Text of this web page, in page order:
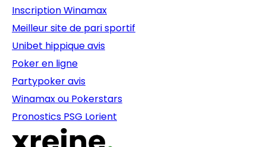
Inscription Winamax
Meilleur site de pari sportif
Unibet hippique avis
Poker en ligne
Partypoker avis
Winamax ou Pokerstars
Pronostics PSG Lorient